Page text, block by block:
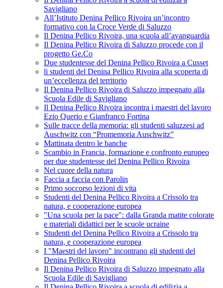
Savigliano
All’Istituto Denina Pellico Rivoira un’incontro
formativo con la Croce Verde di Saluzzo
Il Denina Pellico Rivoira, una scuola all’avanguardia
Il Denina Pellico Rivoira di Saluzzo procede con il
progetto Ge.Co
Due studentesse del Denina Pellico Rivoira a Cusset
li studenti del Denina Pellico Rivoira alla scoperta di
un’eccellenza del territorio
Il Denina Pellico Rivoira di Saluzzo impegnato alla
Scuola Edile di Savigliano
Il Denina Pellico Rivoira incontra i maestri del lavoro
Ezio Querio e Gianfranco Fortina
Sulle tracce della memoria: gli studenti saluzzesi ad
Auschwitz con “Promemoria Auschwitz”
Mattinata dentro le banche
Scambio in Francia, formazione e confronto europeo
per due studentesse del Denina Pellico Rivoira
Nel cuore della natura
Faccia a faccia con Parolin
Primo soccorso lezioni di vita
Studenti del Denina Pellico Rivoira a Crissolo tra
natura, e cooperazione europea
"Una scuola per la pace": dalla Granda matite colorate
e materiali didattici per le scuole ucraine
Studenti del Denina Pellico Rivoira a Crissolo tra
natura, e cooperazione europea
I "Maestri del lavoro" incontrano gli studenti del
Denina Pellico Rivoira
Il Denina Pellico Rivoira di Saluzzo impegnato alla
Scuola Edile di Savigliano